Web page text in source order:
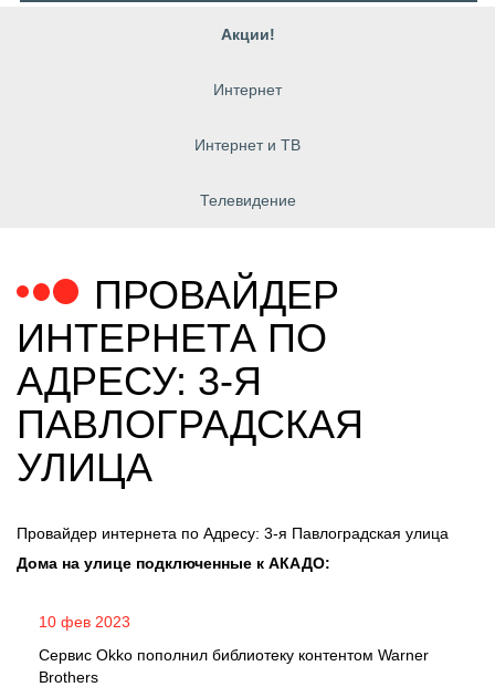
Акции!
Интернет
Интернет и ТВ
Телевидение
ПРОВАЙДЕР
ИНТЕРНЕТА ПО
АДРЕСУ: 3-Я
ПАВЛОГРАДСКАЯ
УЛИЦА
Провайдер интернета по Адресу: 3-я Павлоградская улица
Дома на улице подключенные к АКАДО:
10 фев 2023
Сервис Okko пополнил библиотеку контентом Warner
Brothers